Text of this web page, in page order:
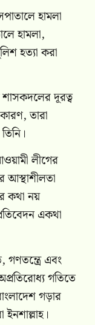
হামলা
হামলা,
হত্যা করা
শাসকদলের দূরত্ব
তারা
লীগের
আস্থাশীলতা
কথা নয়
একথা
গণতন্ত্রে এবং
গতিতে
গড়ার